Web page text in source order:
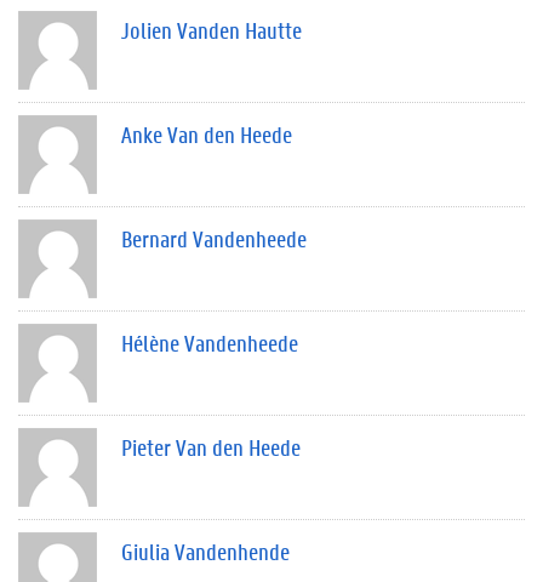
Jolien Vanden Hautte
Anke Van den Heede
Bernard Vandenheede
Hélène Vandenheede
Pieter Van den Heede
Giulia Vandenhende